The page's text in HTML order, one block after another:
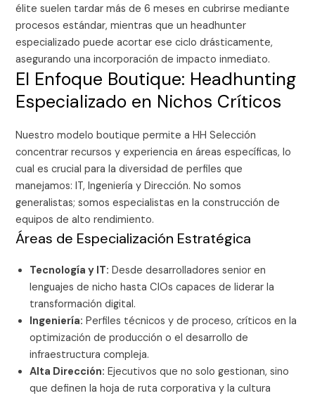
élite suelen tardar más de 6 meses en cubrirse mediante
procesos estándar, mientras que un headhunter
especializado puede acortar ese ciclo drásticamente,
asegurando una incorporación de impacto inmediato.
El Enfoque Boutique: Headhunting
Especializado en Nichos Críticos
Nuestro modelo boutique permite a HH Selección
concentrar recursos y experiencia en áreas específicas, lo
cual es crucial para la diversidad de perfiles que
manejamos: IT, Ingeniería y Dirección. No somos
generalistas; somos especialistas en la construcción de
equipos de alto rendimiento.
Áreas de Especialización Estratégica
Tecnología y IT: Desde desarrolladores senior en
lenguajes de nicho hasta CIOs capaces de liderar la
transformación digital.
Ingeniería: Perfiles técnicos y de proceso, críticos en la
optimización de producción o el desarrollo de
infraestructura compleja.
Alta Dirección: Ejecutivos que no solo gestionan, sino
que definen la hoja de ruta corporativa y la cultura